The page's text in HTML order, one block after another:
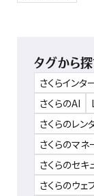
タグから
さくらイン
さくらのAI
さくらのレン
さくらのマ
さくらのセキ
さくらのウェ